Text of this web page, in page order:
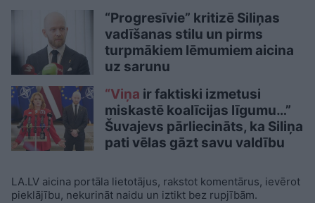
“Progresīvie” kritizē Siliņas
vadīšanas stilu un pirms
turpmākiem lēmumiem aicina
uz sarunu
“Viņa ir faktiski izmetusi
miskastē koalīcijas līgumu…”
Šuvajevs pārliecināts, ka Siliņa
pati vēlas gāzt savu valdību
LA.LV aicina portāla lietotājus, rakstot komentārus, ievērot
pieklājību, nekurināt naidu un iztikt bez rupjībām.